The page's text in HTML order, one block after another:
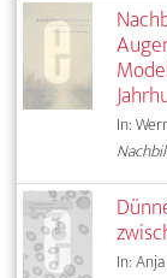
In:
In: